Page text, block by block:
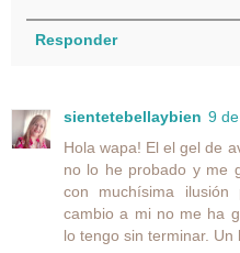
Responder
sientetebellaybien 9
Hola wapa! El el gel de
no lo he probado y me
con muchísima
cambio a mi no me ha
lo tengo sin terminar. Un